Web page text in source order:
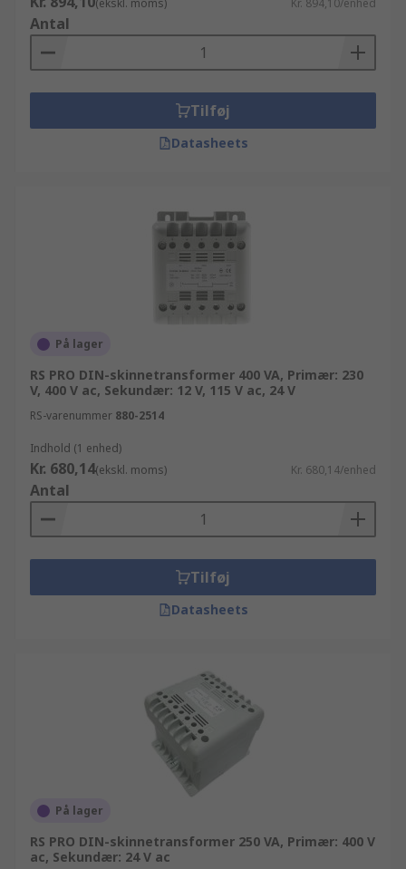
adgang til et udvidet sortiment på yderligere
100.000 produkter. Vælger du at handle med os
online, vil du hurtigt opdage at vores hjemmeside
igennem hvert trin af bestillingsprocessen.
(ekskl. moms) Kr. 894,10/enhed
Antal
Tilføj
Datasheets
På lager
RS PRO DIN-skinnetransformer 400 VA, Primær: 230
V, 400 V ac, Sekundær: 12 V, 115 V ac, 24 V
RS-varenummer 880-2514
Indhold (1 enhed)
Kr. 680,14(ekskl. moms) Kr. 680,14/enhed
Antal
Tilføj
Datasheets
På lager
RS PRO DIN-skinnetransformer 250 VA, Primær: 400 V
ac, Sekundær: 24 V ac